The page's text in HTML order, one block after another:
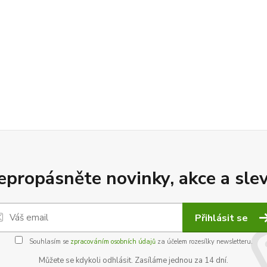
novinky, akce a
Přihlásit se
Souhlasím se zpracováním osobních údajůza účelem rozesílky newsletteru.
Můžete se kdykoli odhlásit. Zasíláme jednou za 14 dní.